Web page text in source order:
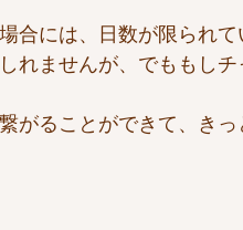
合には、日数が限られ
れませんが、でももし
がることができて、き